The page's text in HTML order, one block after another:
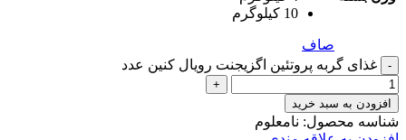
10 کیلوگرم
صاف
غذای گربه پروتئین اگزیجنت رویال کنین عدد
افزودن به سبد خرید
شناسه محصول: نامعلوم